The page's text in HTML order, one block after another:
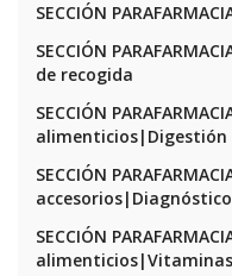
SECCIÓN
SECCIÓN
de recogida
SECCIÓN
alimenticios|Digestión
SECCIÓN
SECCIÓN